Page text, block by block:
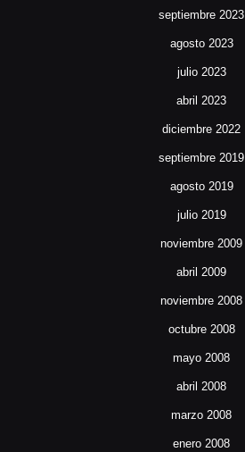
septiembre 2023
agosto 2023
julio 2023
abril 2023
diciembre 2022
septiembre 2019
agosto 2019
julio 2019
noviembre 2009
abril 2009
noviembre 2008
octubre 2008
mayo 2008
abril 2008
marzo 2008
enero 2008